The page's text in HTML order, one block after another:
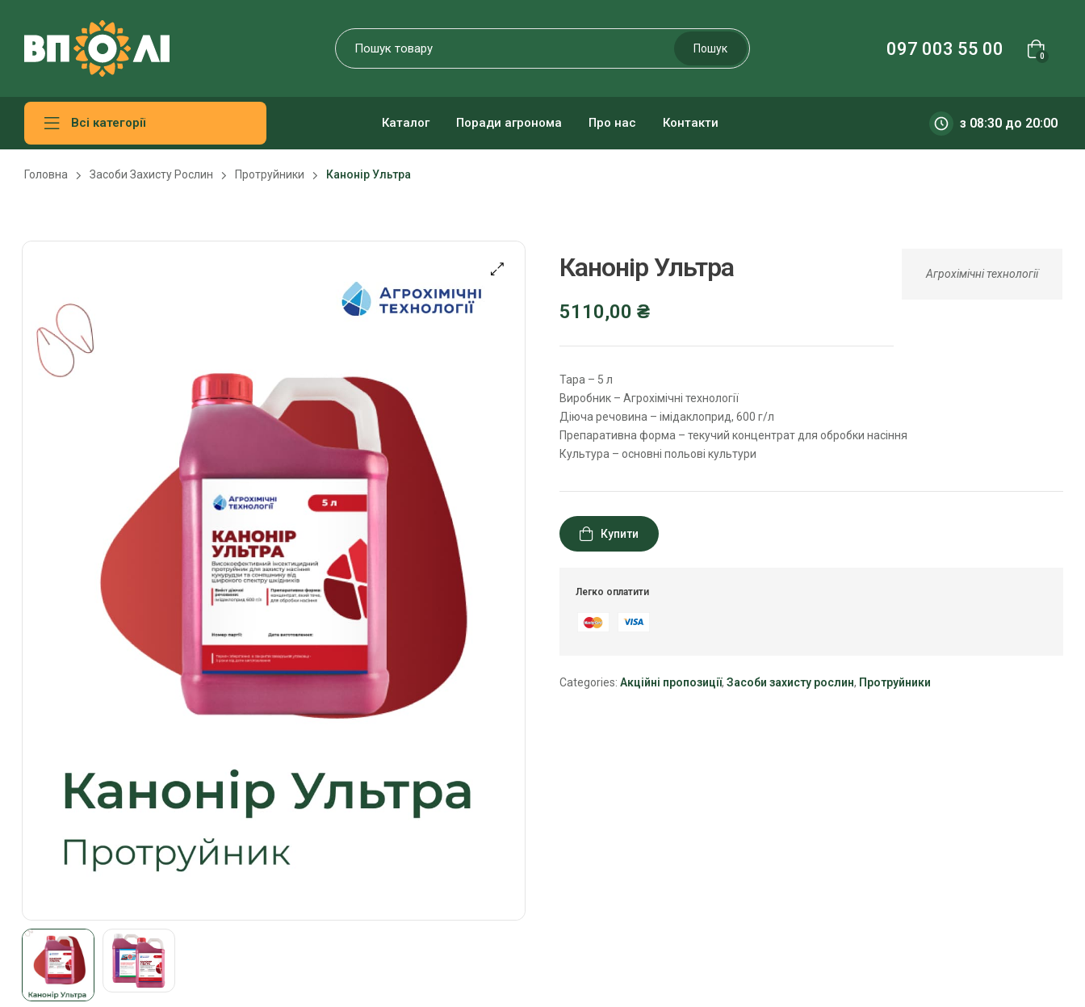
Пошук 097 003 55 00 0
Всі категорії Каталог Поради агронома Про нас Контакти з 08:30 до 20:00
Головна Засоби Захисту Рослин Протруйники Канонір Ультра
Агрохімічні технології
Канонір Ультра
5110,00 ₴
Тара – 5 л
Виробник – Агрохімічні технології
Діюча речовина – імідаклоприд, 600 г/л
Препаративна форма – текучий концентрат для обробки насіння
Культура – основні польові культури
Купити
Легко оплатити
Categories: Акційні пропозиції, Засоби захисту рослин, Протруйники